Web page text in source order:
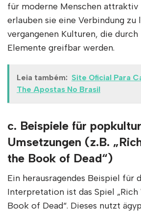
für moderne Menschen attraktiv
erlauben sie eine Verbindung zu
vergangenen Kulturen, die durch
Elemente greifbar werden.
Leia também: Site Oficial Para
The Apostas No Brasil
c. Beispiele für
Umsetzungen (z.B.
the Book of Dead“)
Ein herausragendes Beispiel für
Interpretation ist das Spiel „Rich
Book of Dead“. Dieses nutzt